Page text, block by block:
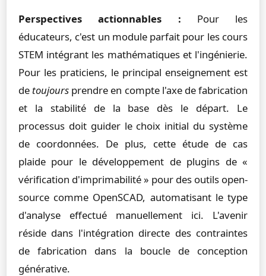
Perspectives actionnables : Pour les
éducateurs, c'est un module parfait pour les cours
STEM intégrant les mathématiques et l'ingénierie.
Pour les praticiens, le principal enseignement est
de toujours prendre en compte l'axe de fabrication
et la stabilité de la base dès le départ. Le
processus doit guider le choix initial du système
de coordonnées. De plus, cette étude de cas
plaide pour le développement de plugins de «
vérification d'imprimabilité » pour des outils open-
source comme OpenSCAD, automatisant le type
d'analyse effectué manuellement ici. L'avenir
réside dans l'intégration directe des contraintes
de fabrication dans la boucle de conception
générative.